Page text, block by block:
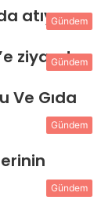
atıyorGündem
ziyaret
Gündem
Ve Gıda
Gündem
Gündem